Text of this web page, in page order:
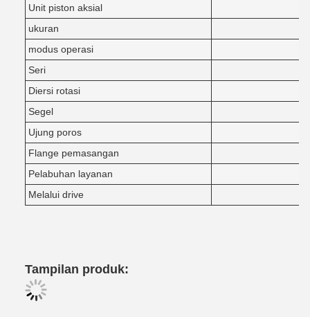
Unit piston aksial
ukuran
modus operasi
Seri
Diersi rotasi
Segel
Ujung poros
Flange pemasangan
Pelabuhan layanan
Melalui drive
Tampilan produk: